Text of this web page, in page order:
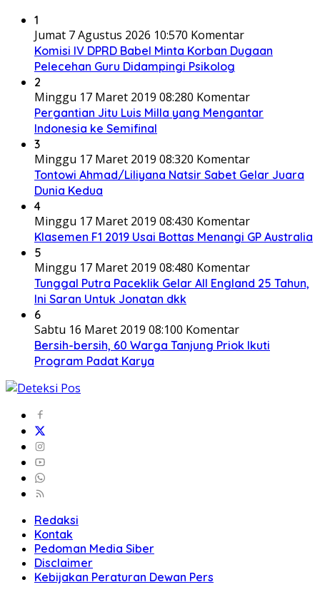
1
Jumat 7 Agustus 2026 10:570 Komentar
Komisi IV DPRD Babel Minta Korban Dugaan
Pelecehan Guru Didampingi Psikolog
2
Minggu 17 Maret 2019 08:280 Komentar
Pergantian Jitu Luis Milla yang Mengantar
Indonesia ke Semifinal
3
Minggu 17 Maret 2019 08:320 Komentar
Tontowi Ahmad/Liliyana Natsir Sabet Gelar Juara
Dunia Kedua
4
Minggu 17 Maret 2019 08:430 Komentar
Klasemen F1 2019 Usai Bottas Menangi GP Australia
5
Minggu 17 Maret 2019 08:480 Komentar
Tunggal Putra Paceklik Gelar All England 25 Tahun,
Ini Saran Untuk Jonatan dkk
6
Sabtu 16 Maret 2019 08:100 Komentar
Bersih-bersih, 60 Warga Tanjung Priok Ikuti
Program Padat Karya
Redaksi
Kontak
Pedoman Media Siber
Disclaimer
Kebijakan Peraturan Dewan Pers